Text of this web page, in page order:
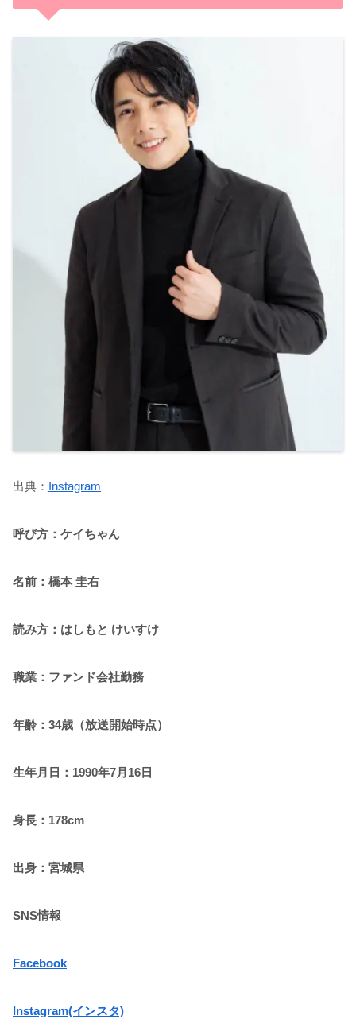
出典： Instagram
呼び方：ケイちゃん
名前：橋本 圭右
読み方：はしもと けいすけ
職業：ファンド会社勤務
年齢：34歳（放送開始時点）
生年月日：1990年7月16日
身長：178cm
出身：宮城県
SNS情報
Facebook
Instagram(インスタ)